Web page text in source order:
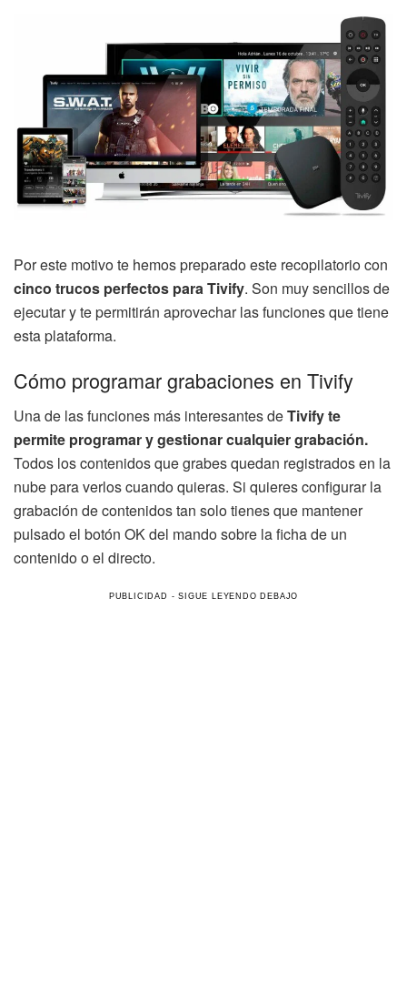
Por este motivo te hemos preparado este recopilatorio con
cinco trucos perfectos para Tivify. Son muy sencillos de
ejecutar y te permitirán aprovechar las funciones que tiene
esta plataforma.
Cómo programar grabaciones en Tivify
Una de las funciones más interesantes deTivify te
permite programar y gestionar cualquier grabación.
Todos los contenidos que grabes quedan registrados en la
nube para verlos cuando quieras. Si quieres configurar la
grabación de contenidos tan solo tienes que mantener
pulsado el botón OK del mando sobre la ficha de un
contenido o el directo.